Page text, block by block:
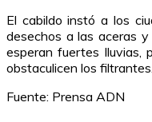
El cabildo instó a los
desechos a las aceras
esperan fuertes lluvias,
obstaculicen los filtrantes.
Fuente: Prensa ADN